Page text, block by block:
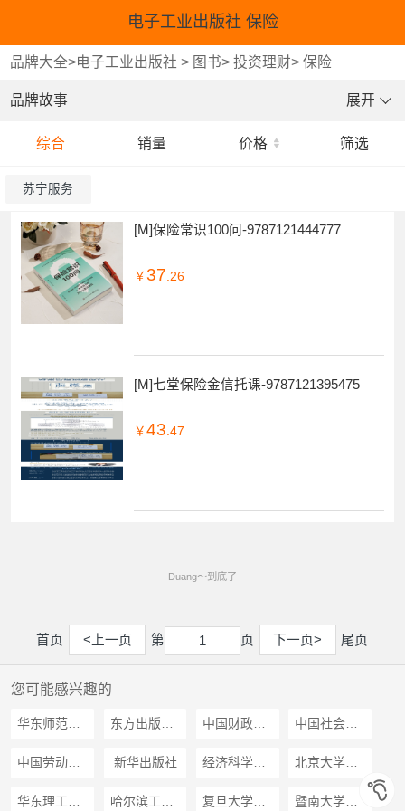
电子工业出版社 保险
品牌大全>电子工业出版社 > 图书>投资理财>保险
品牌故事 展开
综合 销量 价格 筛选
苏宁服务
[M]保险常识100问-9787121444777
￥ 37 .26
[M]七堂保险金信托课-9787121395475
￥ 43.47
Duang～到底了
首页 <上一页 第
1
1
页 下一页> 尾页
您可能感兴趣的
中国财政经济出版社
新华出版社 经济科学出版社
复旦大学出版社